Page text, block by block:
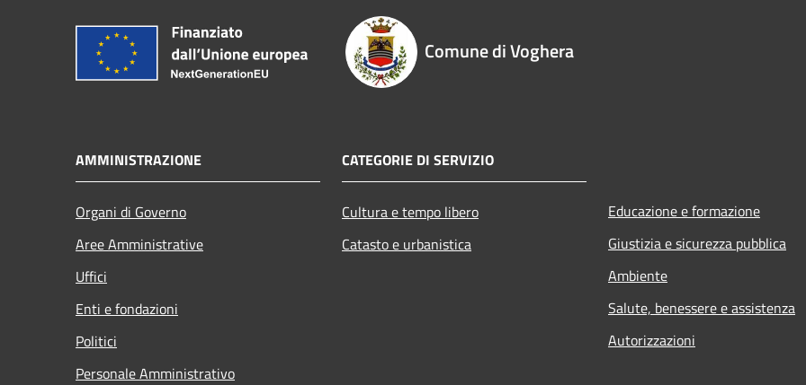
Comune di Voghera
AMMINISTRAZIONE
Organi di Governo
Aree Amministrative
Uffici
Enti e fondazioni
Politici
Personale Amministrativo
CATEGORIE DI SERVIZIO
Cultura e tempo libero
Catasto e urbanistica
Educazione e formazione
Giustizia e sicurezza pubblica
Ambiente
Salute, benessere e assistenza
Autorizzazioni